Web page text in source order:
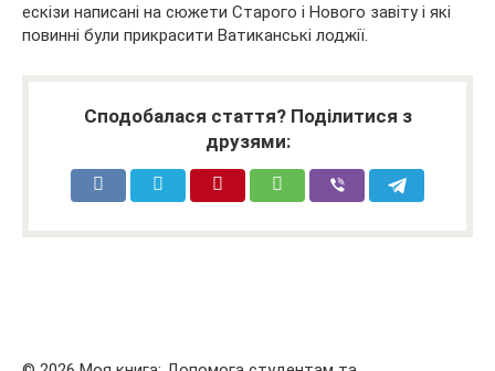
ескізи написані на сюжети Старого і Нового завіту і які
повинні були прикрасити Ватиканські лоджії.
Сподобалася стаття? Поділитися з
друзями: